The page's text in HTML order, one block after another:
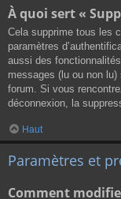
À quoi sert «
Cela supprime tous les
paramètres
aussi des
messages (lu ou non
forum. Si vous
déconnexion, la
Haut
Paramètres et
Comment